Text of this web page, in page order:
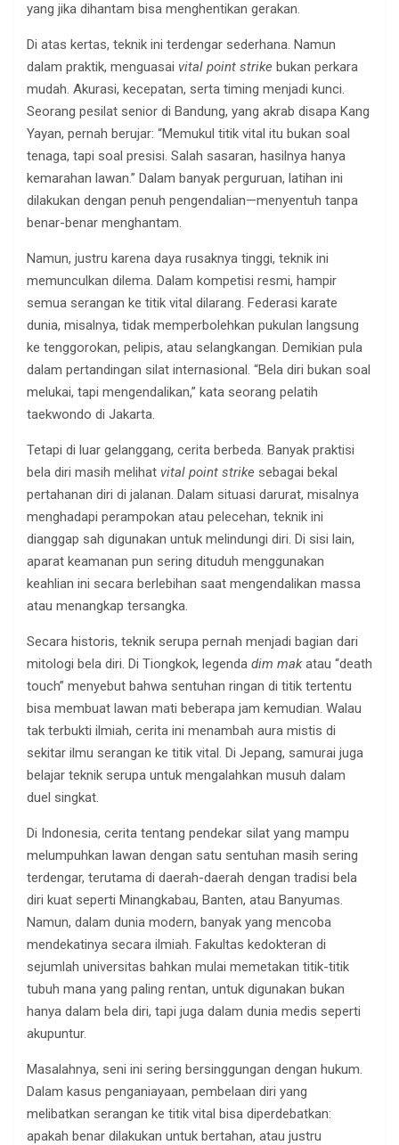
yang jika dihantam bisa menghentikan gerakan.
Di atas kertas, teknik ini terdengar sederhana. Namun
dalam praktik, menguasai vital point strike bukan perkara
mudah. Akurasi, kecepatan, serta timing menjadi kunci.
Seorang pesilat senior di Bandung, yang akrab disapa Kang
Yayan, pernah berujar: “Memukul titik vital itu bukan soal
tenaga, tapi soal presisi. Salah sasaran, hasilnya hanya
kemarahan lawan.” Dalam banyak perguruan, latihan ini
dilakukan dengan penuh pengendalian—menyentuh tanpa
benar-benar menghantam.
Namun, justru karena daya rusaknya tinggi, teknik ini
memunculkan dilema. Dalam kompetisi resmi, hampir
semua serangan ke titik vital dilarang. Federasi karate
dunia, misalnya, tidak memperbolehkan pukulan langsung
ke tenggorokan, pelipis, atau selangkangan. Demikian pula
dalam pertandingan silat internasional. “Bela diri bukan soal
melukai, tapi mengendalikan,” kata seorang pelatih
taekwondo di Jakarta.
Tetapi di luar gelanggang, cerita berbeda. Banyak praktisi
bela diri masih melihat vital point strike sebagai bekal
pertahanan diri di jalanan. Dalam situasi darurat, misalnya
menghadapi perampokan atau pelecehan, teknik ini
dianggap sah digunakan untuk melindungi diri. Di sisi lain,
aparat keamanan pun sering dituduh menggunakan
keahlian ini secara berlebihan saat mengendalikan massa
atau menangkap tersangka.
Secara historis, teknik serupa pernah menjadi bagian dari
mitologi bela diri. Di Tiongkok, legenda dim makatau “death
touch” menyebut bahwa sentuhan ringan di titik tertentu
bisa membuat lawan mati beberapa jam kemudian. Walau
tak terbukti ilmiah, cerita ini menambah aura mistis di
sekitar ilmu serangan ke titik vital. Di Jepang, samurai juga
belajar teknik serupa untuk mengalahkan musuh dalam
duel singkat.
Di Indonesia, cerita tentang pendekar silat yang mampu
melumpuhkan lawan dengan satu sentuhan masih sering
terdengar, terutama di daerah-daerah dengan tradisi bela
diri kuat seperti Minangkabau, Banten, atau Banyumas.
Namun, dalam dunia modern, banyak yang mencoba
mendekatinya secara ilmiah. Fakultas kedokteran di
sejumlah universitas bahkan mulai memetakan titik-titik
tubuh mana yang paling rentan, untuk digunakan bukan
hanya dalam bela diri, tapi juga dalam dunia medis seperti
akupuntur.
Masalahnya, seni ini sering bersinggungan dengan hukum.
Dalam kasus penganiayaan, pembelaan diri yang
melibatkan serangan ke titik vital bisa diperdebatkan:
apakah benar dilakukan untuk bertahan, atau justru